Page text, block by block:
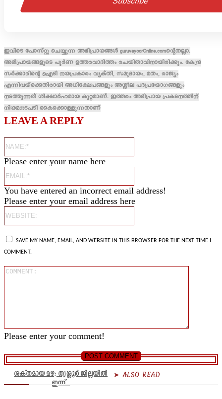
ഇവിടെ പോസ്റ്റു ചെയ്യുന്ന അഭിപ്രായങ്ങൾ guruvayoorOnline.comന്റെതല്ലാ.
അഭിപ്രായങ്ങളുടെ പൂർണ ഉത്തരവാദിത്തം രചയിതാവിനായിരിക്കും. കേന്ദ്ര
സർക്കാരിന്റെ ഐടി നയപ്രകാരം വ്യക്തി, സമുദായം, മതം, രാജ്യം
എന്നിവയ്ക്കെതിരായി അധിക്ഷേപങ്ങളും അശ്ലീല പദപ്രയോഗങ്ങളും
നടത്തുന്നത് ശിക്ഷാർഹമായ കുറ്റമാണ്. ഇത്തരം അഭിപ്രായ പ്രകടനത്തിന്
നിയമനടപടി കൈക്കൊള്ളുന്നതാണ്
LEAVE A REPLY
Please enter your comment!
Please enter your name here
You have entered an incorrect email address!
Please enter your email address here
SAVE MY NAME, EMAIL, AND WEBSITE IN THIS BROWSER FOR THE NEXT TIME I
COMMENT.
ശക്തമായ മഴ; തൃശ്ശൂർ ജില്ലയിൽ
ഇന്ന്...
➤ ALSO READ